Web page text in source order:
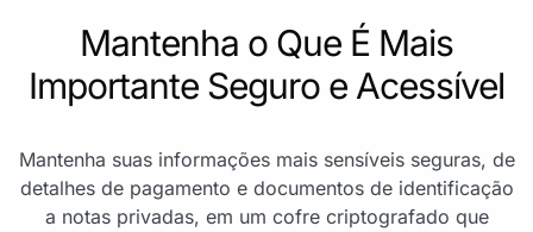
Mantenha o Que É Mais
Importante Seguro e Acessível
Mantenha suas informações mais sensíveis seguras, de
detalhes de pagamento e documentos de identificação
a notas privadas, em um cofre criptografado que